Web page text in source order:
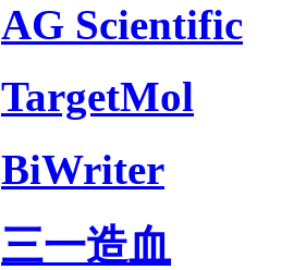
AG Scientific
TargetMol
BiWriter
三一造血